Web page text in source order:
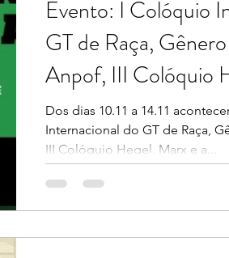
Evento: I Colóquio
GT de Raça,
Anpof, III Colóquio
Contemporaneidade
Internacional do
Dos dias 10.11 a 14.11
Internacional do GT de Raça,
III Colóquio Hegel, Marx e a...